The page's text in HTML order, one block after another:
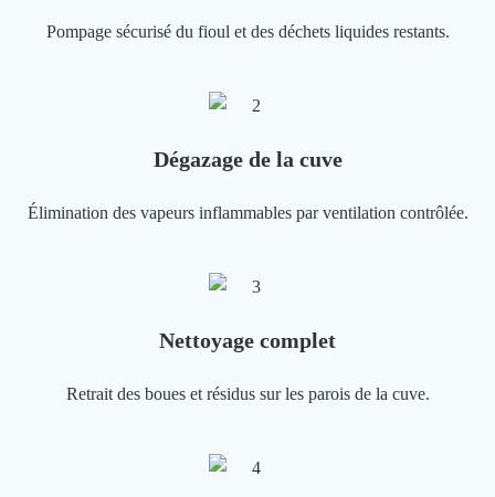
Pompage sécurisé du fioul et des déchets liquides restants.
Dégazage de la cuve
Élimination des vapeurs inflammables par ventilation contrôlée.
Nettoyage complet
Retrait des boues et résidus sur les parois de la cuve.